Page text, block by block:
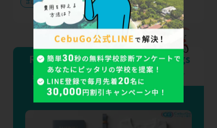
正しい学習方 英語学習
Recent Blogs
最近の人気ブログ
Popular Blogs
歴代の人気ブログ